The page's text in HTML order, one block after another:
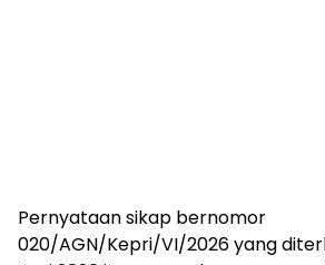
‎Pernyataan sikap bernomor
020/AGN/Kepri/VI/2026 yang